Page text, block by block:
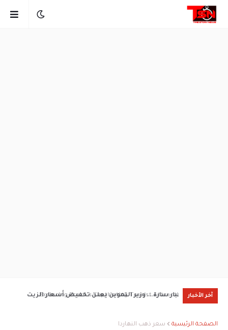
آخر الأخبارExploring Brazil's Captivating Tourist Attractions
اخبار سارة... وزير التموين يعلن تخفيض أسعار الزيت
الصفحة الرئيسية سعر ذهب النهاردا